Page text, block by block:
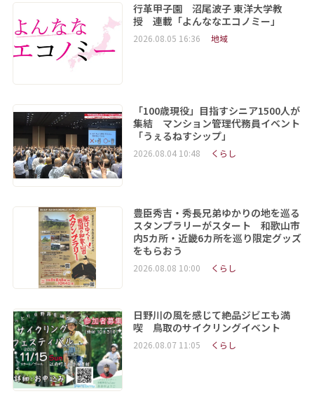
行革甲子園 沼尾波子 東洋大学教
授 連載「よんななエコノミー」
2026.08.05 16:36 地域
「100歳現役」目指すシニア1500人が
集結 マンション管理代務員イベント
「うぇるねすシップ」
2026.08.04 10:48 くらし
豊臣秀吉・秀長兄弟ゆかりの地を巡る
スタンプラリーがスタート 和歌山市
内5カ所・近畿6カ所を巡り限定グッズ
をもらおう
2026.08.08 10:00 くらし
日野川の風を感じて絶品ジビエも満
喫 鳥取のサイクリングイベント
2026.08.07 11:05 くらし